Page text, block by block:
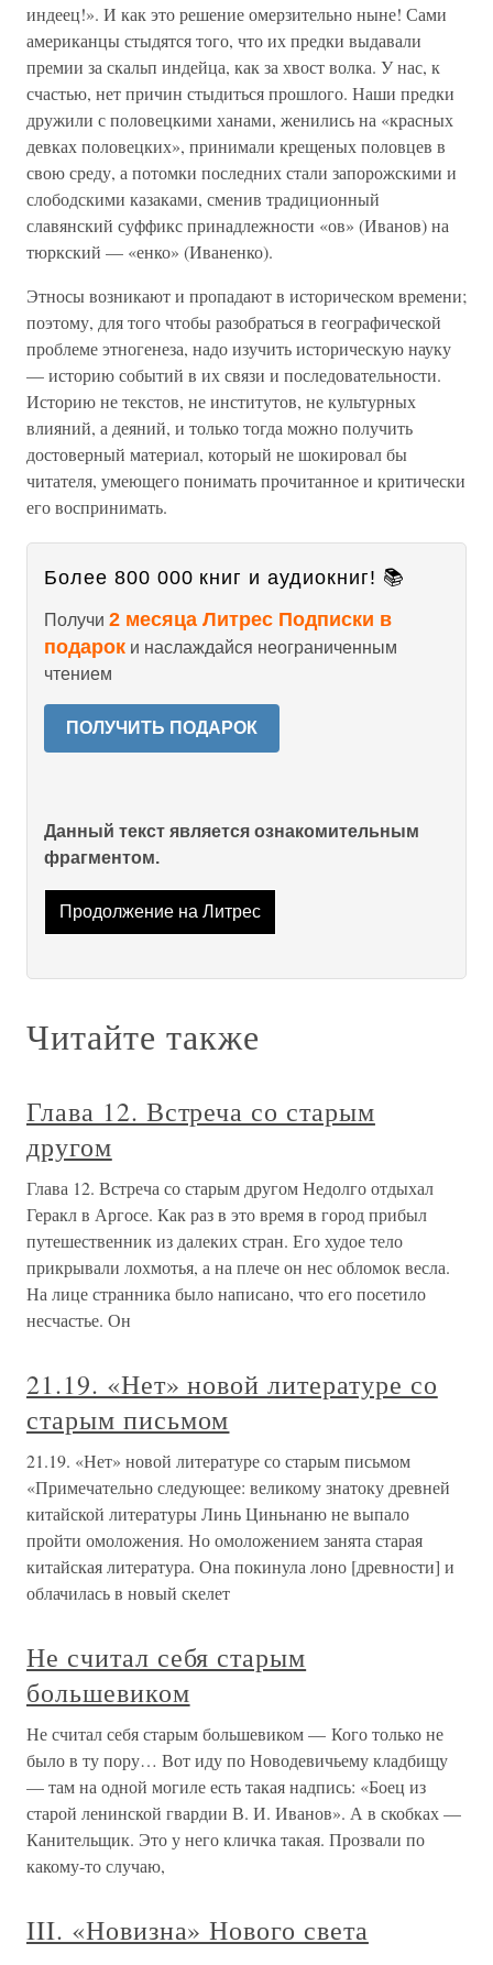
индеец!». И как это решение омерзительно ныне! Сами
американцы стыдятся того, что их предки выдавали
премии за скальп индейца, как за хвост волка. У нас, к
счастью, нет причин стыдиться прошлого. Наши предки
дружили с половецкими ханами, женились на «красных
девках половецких», принимали крещеных половцев в
свою среду, а потомки последних стали запорожскими и
слободскими казаками, сменив традиционный
славянский суффикс принадлежности «ов» (Иванов) на
тюркский — «енко» (Иваненко).
Этносы возникают и пропадают в историческом времени;
поэтому, для того чтобы разобраться в географической
проблеме этногенеза, надо изучить историческую науку
— историю событий в их связи и последовательности.
Историю не текстов, не институтов, не культурных
влияний, а деяний, и только тогда можно получить
достоверный материал, который не шокировал бы
читателя, умеющего понимать прочитанное и критически
его воспринимать.
Более 800 000 книг и аудиокниг! 📚
Получи 2 месяца Литрес Подписки в
подарок и наслаждайся неограниченным
чтением
ПОЛУЧИТЬ ПОДАРОК
Данный текст является ознакомительным
фрагментом.
Продолжение на Литрес
Читайте также
Глава 12. Встреча со старым
другом
Глава 12. Встреча со старым другом Недолго отдыхал
Геракл в Аргосе. Как раз в это время в город прибыл
путешественник из далеких стран. Его худое тело
прикрывали лохмотья, а на плече он нес обломок весла.
На лице странника было написано, что его посетило
несчастье. Он
21.19. «Нет» новой литературе со
старым письмом
21.19. «Нет» новой литературе со старым письмом
«Примечательно следующее: великому знатоку древней
китайской литературы Линь Циньнаню не выпало
пройти омоложения. Но омоложением занята старая
китайская литература. Она покинула лоно [древности] и
облачилась в новый скелет
Не считал себя старым
большевиком
Не считал себя старым большевиком — Кого только не
было в ту пору… Вот иду по Новодевичьему кладбищу
— там на одной могиле есть такая надпись: «Боец из
старой ленинской гвардии В. И. Иванов». А в скобках —
Канительщик. Это у него кличка такая. Прозвали по
какому-то случаю,
III. «Новизна» Нового света